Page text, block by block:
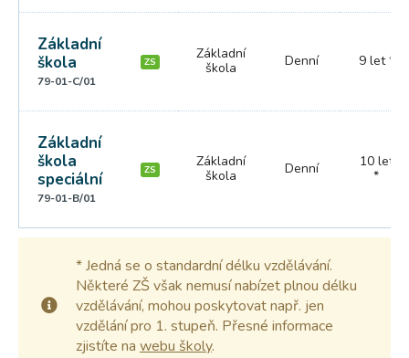
Základní
škola
79-01-C/01
ZS
Základní
škola
Denní 9 let *
Základní
škola
speciální
79-01-B/01
ZS
Základní
škola
Denní
10 let
*
* Jedná se o standardní délku vzdělávání.
Některé ZŠ však nemusí nabízet plnou délku
vzdělávání, mohou poskytovat např. jen
vzdělání pro 1. stupeň. Přesné informace
zjistíte na webu školy.